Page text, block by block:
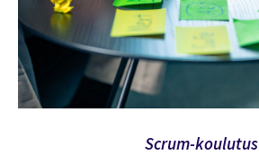
Scrum-koulutus